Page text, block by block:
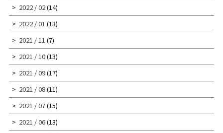
2022 / 02(14)
2022 / 01 (13)
2021 / 11 (7)
2021 / 10(13)
2021 / 09(17)
2021 / 08(11)
2021 / 07(15)
2021 / 06(13)